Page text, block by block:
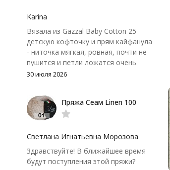
крючок поудобнее.
Karina
Вязала из Gazzal Baby Cotton 25
детскую кофточку и прям кайфанула
- ниточка мягкая, ровная, почти не
пушится и петли ложатся очень
аккуратно. После стирки полотно
потеряло, цвет тоже не стал
тусклее. Единственный нюанс -
моточки маленькие, расход лучше
чуть-чуть не хватило))
30 июля 2026
Пряжа Сеам Linen 100
Светлана Игнатьевна Морозова
Здравствуйте! В ближайшее время
будут поступления этой пряжи?